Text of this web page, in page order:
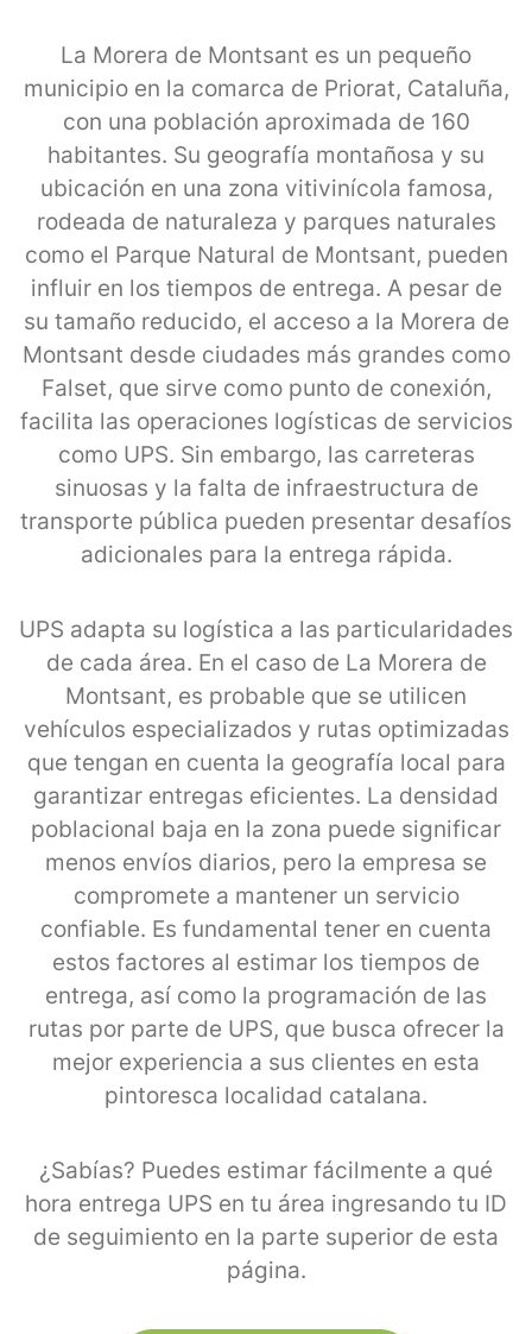
La Morera de Montsant es un pequeño
municipio en la comarca de Priorat, Cataluña,
con una población aproximada de 160
habitantes. Su geografía montañosa y su
ubicación en una zona vitivinícola famosa,
rodeada de naturaleza y parques naturales
como el Parque Natural de Montsant, pueden
influir en los tiempos de entrega. A pesar de
su tamaño reducido, el acceso a la Morera de
Montsant desde ciudades más grandes como
Falset, que sirve como punto de conexión,
facilita las operaciones logísticas de servicios
como UPS. Sin embargo, las carreteras
sinuosas y la falta de infraestructura de
transporte pública pueden presentar desafíos
adicionales para la entrega rápida.
UPS adapta su logística a las particularidades
de cada área. En el caso de La Morera de
Montsant, es probable que se utilicen
vehículos especializados y rutas optimizadas
que tengan en cuenta la geografía local para
garantizar entregas eficientes. La densidad
poblacional baja en la zona puede significar
menos envíos diarios, pero la empresa se
compromete a mantener un servicio
confiable. Es fundamental tener en cuenta
estos factores al estimar los tiempos de
entrega, así como la programación de las
rutas por parte de UPS, que busca ofrecer la
mejor experiencia a sus clientes en esta
pintoresca localidad catalana.
¿Sabías? Puedes estimar fácilmente a qué
hora entrega UPS en tu área ingresando tu ID
de seguimiento en la parte superior de esta
página.